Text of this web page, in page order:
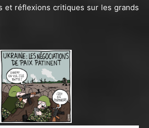
et réflexions critiques sur les grands